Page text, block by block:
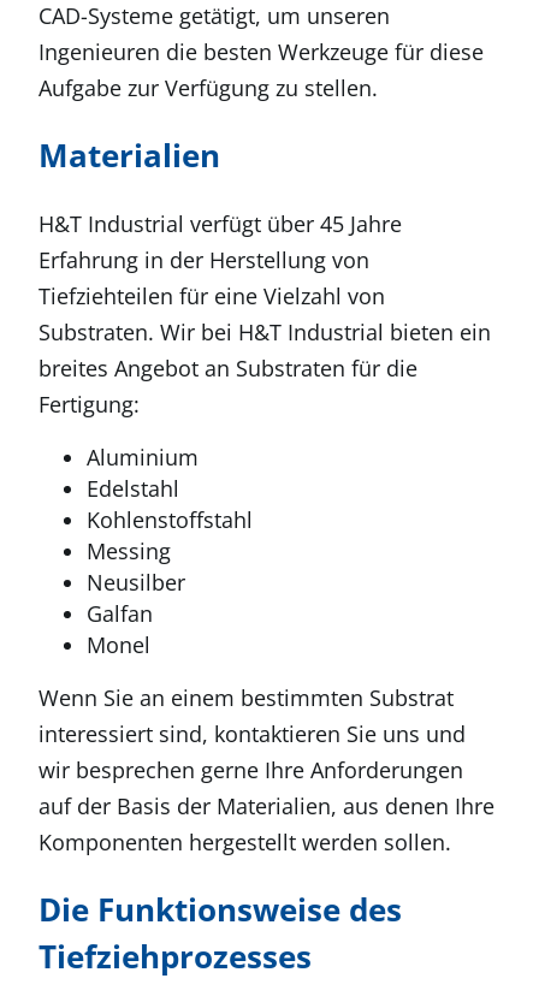
CAD-Systeme getätigt, um unseren
Ingenieuren die besten Werkzeuge für diese
Aufgabe zur Verfügung zu stellen.
Materialien
H&T Industrial verfügt über 45 Jahre
Erfahrung in der Herstellung von
Tiefziehteilen für eine Vielzahl von
Substraten. Wir bei H&T Industrial bieten ein
breites Angebot an Substraten für die
Fertigung:
Aluminium
Edelstahl
Kohlenstoffstahl
Messing
Neusilber
Galfan
Monel
Wenn Sie an einem bestimmten Substrat
interessiert sind, kontaktieren Sie uns und
wir besprechen gerne Ihre Anforderungen
auf der Basis der Materialien, aus denen Ihre
Komponenten hergestellt werden sollen.
Die Funktionsweise des
Tiefziehprozesses